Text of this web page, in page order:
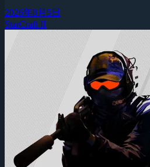
2026年8月5日
StarCraft II